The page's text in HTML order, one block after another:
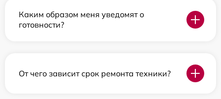
Каким образом меня уведомят о
готовности?
От чего зависит срок ремонта техники?